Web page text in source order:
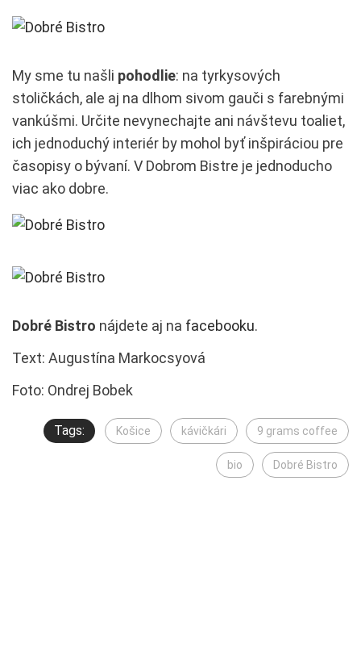
My sme tu našli pohodlie: na tyrkysových
stoličkách, ale aj na dlhom sivom gauči s farebnými
vankúšmi. Určite nevynechajte ani návštevu toaliet,
ich jednoduchý interiér by mohol byť inšpiráciou pre
časopisy o bývaní. V Dobrom Bistre je jednoducho
viac ako dobre.
Dobré Bistro nájdete aj na facebooku.
Text: Augustína Markocsyová
Foto: Ondrej Bobek
Tags: Košice kávičkári 9 grams coffee
bio Dobré Bistro